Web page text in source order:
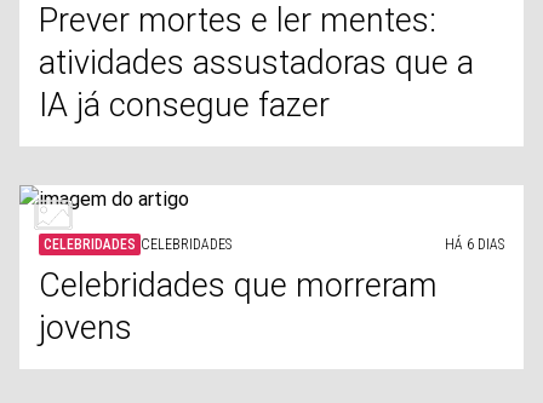
Prever mortes e ler mentes:
atividades assustadoras que a
IA já consegue fazer
CELEBRIDADES CELEBRIDADES HÁ 6 DIAS
Celebridades que morreram
jovens